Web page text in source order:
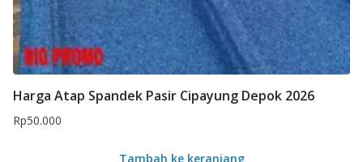
Harga Atap Spandek Pasir Cipayung Depok 2026
Rp50.000
Tambah ke keranjang